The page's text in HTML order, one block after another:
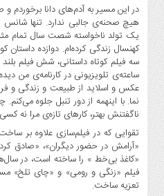
سیاسی
و
بین
الملل
نگاه
روز
گوناگون
در این مسیر به آدم‌های دانا
هیچ صحنه‌ی جالبی ندارد. تنها شانس
یک تولد ناخواسته شصت سال تمام
کهنسال زندگی کرده‌ام. دوازده داستان
سه فیلم کوتاه داستانی، شش فیلم
ساعته‌ی تلویزیونی در کارنامه‌ی من
عکس و اسلاید از طبیعت و زندگی و
نما. با اینهمه از دور تنبل جلوه می‌کنم.
ناگفتنش بهتر، کارهای تازه‌ی مرا نه
تقوایی که در فیلم‌سازی علاوه بر
«آرامش در حضور دیگران»، «صادق
«کاغذ بی‌خط » را ساخته است، در
فیلم «زنگی و رومی» و «چای تلخ»
تعزیه ساخت.